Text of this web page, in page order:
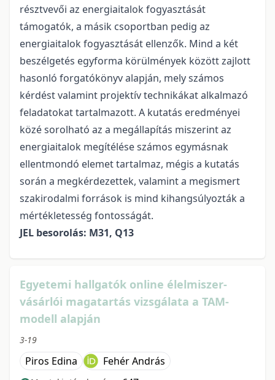
résztvevői az energiaitalok fogyasztását
támogatók, a másik csoportban pedig az
energiaitalok fogyasztását ellenzők. Mind a két
beszélgetés egyforma körülmények között zajlott
hasonló forgatókönyv alapján, mely számos
kérdést valamint projektív technikákat alkalmazó
feladatokat tartalmazott. A kutatás eredményei
közé sorolható az a megállapítás miszerint az
energiaitalok megítélése számos egymásnak
ellentmondó elemet tartalmaz, mégis a kutatás
során a megkérdezettek, valamint a megismert
szakirodalmi források is mind kihangsúlyozták a
mértékletesség fontosságát.
JEL besorolás: M31, Q13
Egyetemi hallgatók online élelmiszer-
vásárlói magatartás vizsgálata a TAM-
modell alapján
3-19
Piros Edina Fehér András